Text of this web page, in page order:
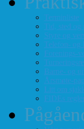
Terminliste
Tid, sted og
Styre og
Telefon- og
Forenings-
Barne- og
Årsmøte-
Litt om
FIDEs